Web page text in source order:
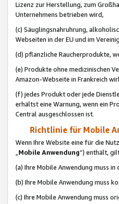
Lizenz zur Herstellung, zum
Unternehmens betrieben wird,
(c) Säuglingsnahruhrung,
Webseiten in der EU und im
(d) pflanzliche Raucherprodukte,
(e) Produkte ohne medizinischen
Amazon-Webseite in Frankreich
(f) jedes Produkt oder jede
erhältst eine Warnung, wenn ein
Central ausgeschlossen ist.
Richtlinie für Mobile
Wenn Ihre Website eine für die
„Mobile Anwendung“) enthält,
(a) Ihre Mobile Anwendung muss
(b) Ihre Mobile Anwendung muss
(c) Ihre Mobile Anwendung muss